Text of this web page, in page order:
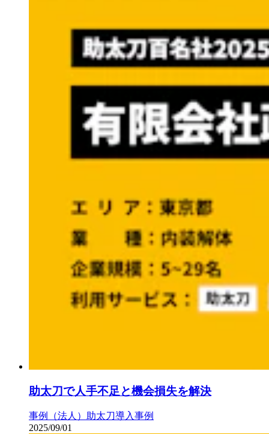
助太刀で人手不足と機会損失を解決
事例（法人）
助太刀導入事例
2025/09/01